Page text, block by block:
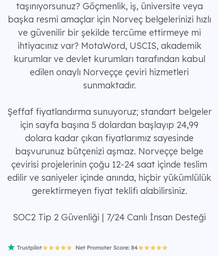
taşınıyorsunuz? Göçmenlik, iş, üniversite veya
başka resmi amaçlar için Norveç belgelerinizi hızlı
ve güvenilir bir şekilde tercüme ettirmeye mi
ihtiyacınız var? MotaWord, USCIS, akademik
kurumlar ve devlet kurumları tarafından kabul
edilen onaylı Norveççe çeviri hizmetleri
sunmaktadır.
Şeffaf fiyatlandırma sunuyoruz; standart belgeler
için sayfa başına 5 dolardan başlayıp 24,99
dolara kadar çıkan fiyatlarımız sayesinde
başvurunuz bütçenizi aşmaz. Norveççe belge
çevirisi projelerinin çoğu 12-24 saat içinde teslim
edilir ve saniyeler içinde anında, hiçbir yükümlülük
gerektirmeyen fiyat teklifi alabilirsiniz.
SOC2 Tip 2 Güvenliği | 7/24 Canlı İnsan Desteği